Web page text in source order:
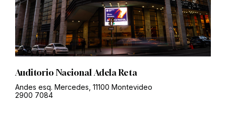
Auditorio Nacional Adela Reta
Andes esq. Mercedes, 11100 Montevideo
2900 7084